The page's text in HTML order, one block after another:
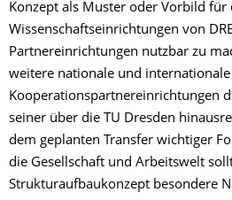
Konzept als Muster oder Vorbild für
Wissenschaftseinrichtungen von
Partnereinrichtungen nutzbar zu
weitere nationale und internationale
Kooperationspartnereinrichtungen
seiner über die TU Dresden
dem geplanten Transfer wichtiger
die Gesellschaft und Arbeitswelt
Strukturaufbaukonzept besondere